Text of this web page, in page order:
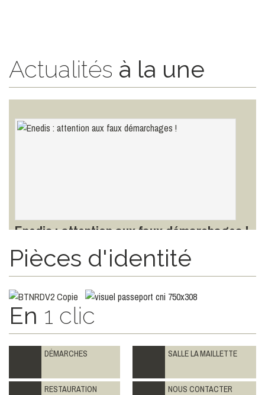
Actualités à la une
Enedis : attention aux faux démarchages !
Toutes les infos ici
Le plan canicule
Toutes les infos ici
Pièces d'identité
En 1 clic
DÉMARCHES SALLE LA MAILLETTE
RESTAURATION
NOUS CONTACTER